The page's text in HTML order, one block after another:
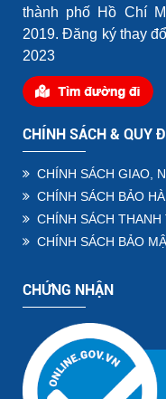
thành phố Hồ Chí
2019. Đăng ký thay
2023
CHÍNH SÁCH & QUY
CHÍNH SÁCH GIAO,
CHÍNH SÁCH BẢO
CHÍNH SÁCH THANH
CHÍNH SÁCH BẢO
CHỨNG NHẬN